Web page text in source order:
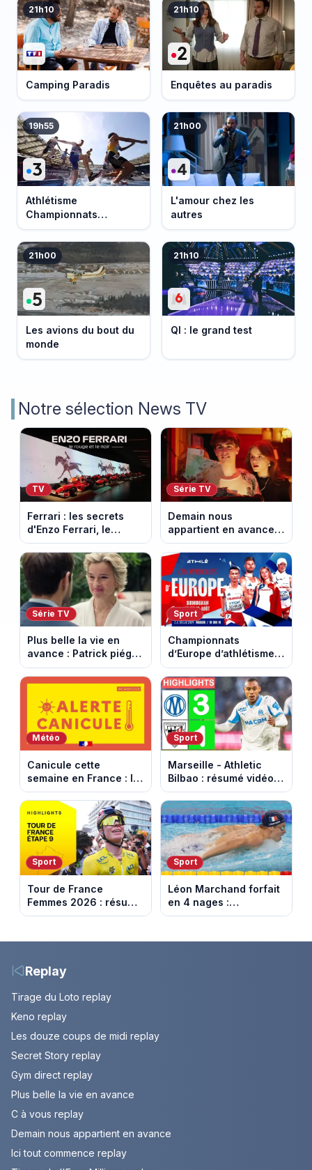
21h10
Camping Paradis
21h10
Enquêtes au paradis
19h55
Athlétisme
Championnats
d'Europe 2026
21h00
L'amour chez les
autres
21h00
Les avions du bout du
monde
21h10
QI : le grand test
Notre sélection News TV
TV
Ferrari : les secrets
d'Enzo Ferrari, le
fondateur de la
marque mythique au
cheval cabré
Série TV
Demain nous
appartient en avance :
Alex face à un choix
décisif. Episode du 11
août 2026.
Série TV
Plus belle la vie en
avance : Patrick piégé
par la DGSE. Episode
du 11 août 2026
Sport
Championnats
d’Europe d’athlétisme
2026 : le programme
complet à Birmingham
sur France Télévisions
Météo
Canicule cette
semaine en France : le
pic de chaleur attendu
entre mercredi et jeudi
Sport
Marseille - Athletic
Bilbao : résumé vidéo
du match amical au
Stade Vélodrome (9
août 2026)
Sport
Tour de France
Femmes 2026 : résumé
vidéo de la dernière
Vollering remporte son
Sport
Léon Marchand forfait
en 4 nages :
découvrez son
aux Championnats
Replay
Tirage du Loto replay
Keno replay
Les douze coups de midi replay
Secret Story replay
Gym direct replay
Plus belle la vie en avance
C à vous replay
Demain nous appartient en avance
Ici tout commence replay